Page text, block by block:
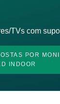
TVs com
POR
INDOOR